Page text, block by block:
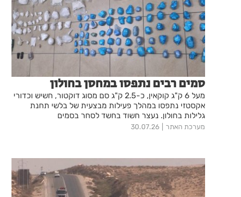
סמים רבים נתפסו במחסן בחולון
מעל 6 ק"ג קוקאין, כ-2.5 ק"ג סם מסוג דוקטור, חשיש וכדורי
אקסטזי נתפסו במהלך פעילות מבצעית של בלשי תחנת
גלילות בחולון. נעצר חשוד בחשד לסחר בסמים
מערכת האתר 30.07.26